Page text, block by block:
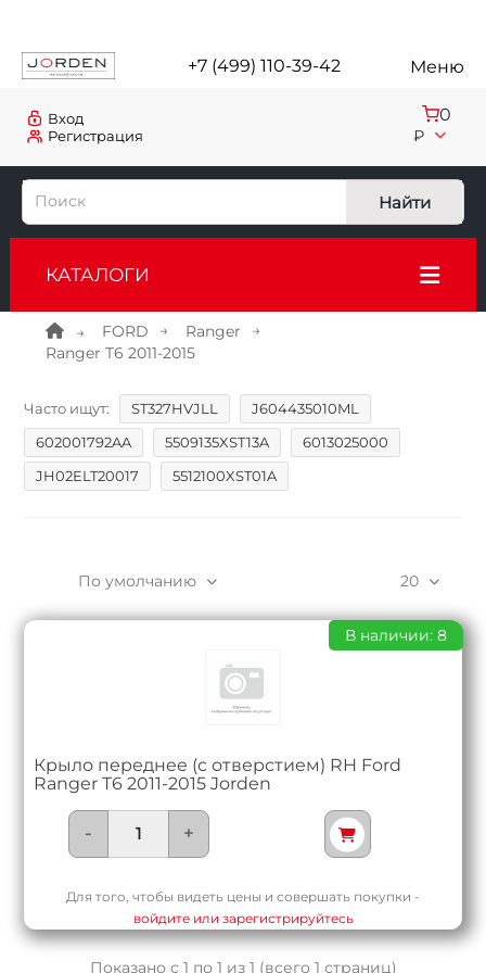
+7 (499) 110-39-42 Меню
Регистрация
Вход 0
₽
Найти
КАТАЛОГИ
FORD
Ranger
Ranger T6 2011-2015
Часто ищут: ST327HVJLL
J604435010ML
602001792AA
5509135XST13A
6013025000
JH02ELT20017
5512100XST01A
20
По умолчанию
Крыло переднее (с отверстием) RH Ford
Ranger T6 2011-2015 Jorden
В наличии: 8
- +
Для того, чтобы видеть цены и совершать покупки -
войдите или зарегистрируйтесь
Показано с 1 по 1 из 1 (всего 1 страниц)